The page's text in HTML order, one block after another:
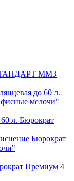
СТАНДАРТ ММЗ
л. Бюрократ
Премиум 4